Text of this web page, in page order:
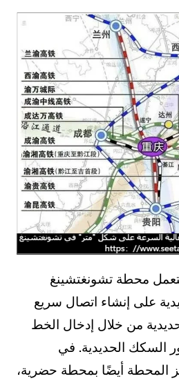
محطة تشونغتشينغ
على إنشاء اتصال سريع
من خلال إدخال الخط
السكك الحديدية. في
المحطة أيضًا بمحطة حضرية،